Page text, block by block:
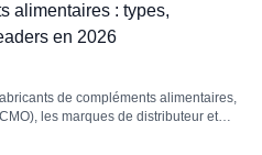
alimentaires : types,
en 2026
de compléments alimentaires,
les marques de distributeur et